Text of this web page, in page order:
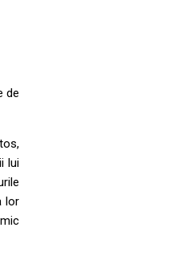
de
lui
lor